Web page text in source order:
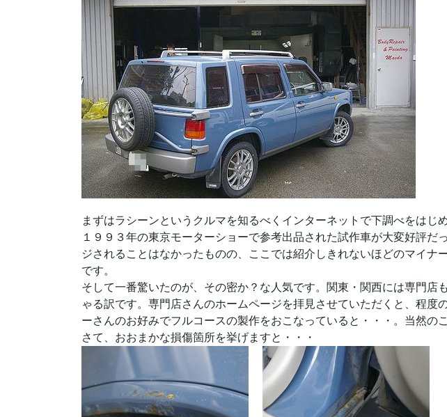
まずはラシーンというクルマを知るべくインターネットで下調べをはじ
１９９３年の東京モーターショーで参考出品された試作車が大変好評
ジされることはなかったものの、ここでは紹介しきれないほどのマイ
です。
そして一番驚いたのが、その密か？な人気です。関東・関西には専門
ゃる訳です。専門店さんのホームページを拝見させていただくと、程
ーさんのお好みでフルコースの製作をおこなっていると・・・。当然の
さて、おおまかな損傷箇所を挙げますと・・・